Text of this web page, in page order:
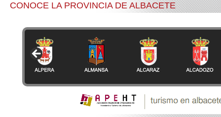
CONOCE LA PROVINCIA DE ALBACETE